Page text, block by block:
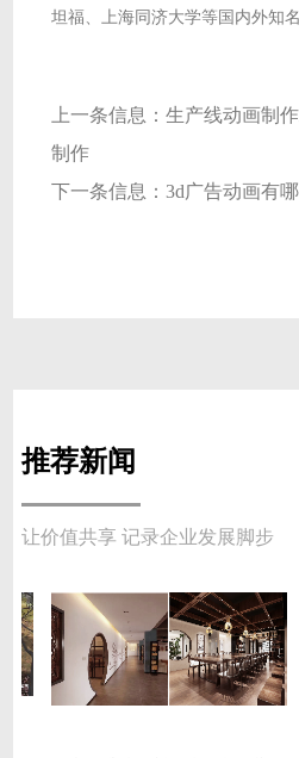
坦福、上海同济大学等国内外知名
上一条信息：生产线动画制
制作
下一条信息：3d广告动画有
推荐新闻
让价值共享 记录企业发展脚步